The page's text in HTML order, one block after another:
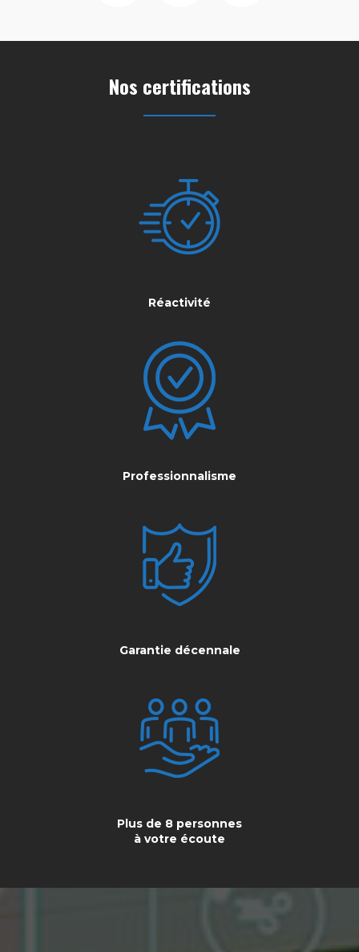
Nos certifications
Réactivité
Professionnalisme
Garantie décennale
Plus de 8 personnes
à votre écoute